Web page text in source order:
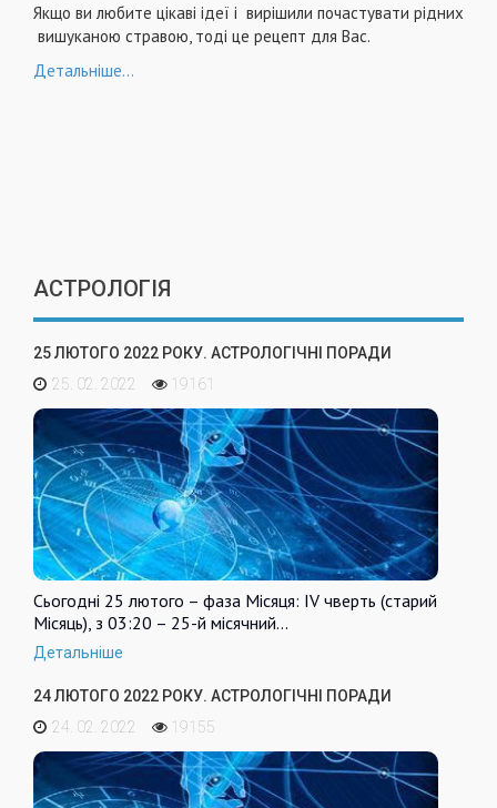
Якщо ви любите цікаві ідеї і вирішили почастувати рідних
вишуканою стравою, тоді це рецепт для Вас.
Детальніше...
АСТРОЛОГІЯ
25 ЛЮТОГО 2022 РОКУ. АСТРОЛОГІЧНІ ПОРАДИ
25. 02. 2022
19161
Сьогодні 25 лютого – фаза Місяця: IV чверть (старий
Місяць), з 03:20 – 25-й місячний…
Детальніше
24 ЛЮТОГО 2022 РОКУ. АСТРОЛОГІЧНІ ПОРАДИ
24. 02. 2022
19155